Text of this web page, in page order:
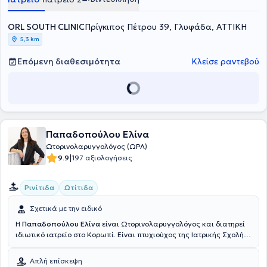
ιλίγγου. Αναλαμβάνει χειρουργικά περιστατικά με εξειδίκευση στην
χειρουργική ρινός και παραρρινίων.
ORL SOUTH CLINICΠρίγκιπος Πέτρου 39, Γλυφάδα, ΑΤΤΙΚΗ
5,3 km
Επόμενη διαθεσιμότητα Κλείσε ραντεβού
Παπαδοπούλου Ελίνα
Ωτορινολαρυγγολόγος (ΩΡΛ)
9.9|197 αξιολογήσεις
Ρινίτιδα Ωτίτιδα
Σχετικά με την ειδικό
Η Παπαδοπούλου Ελίνα είναι Ωτορινολαρυγγολόγος και διατηρεί
ιδιωτικό ιατρείο στο Κορωπί. Είναι πτυχιούχος της Ιατρικής Σχολής
ειδικευθεί στην Ωτορινολαρυγγολογική Κλινική του Γενικού
Απλή επίσκεψη